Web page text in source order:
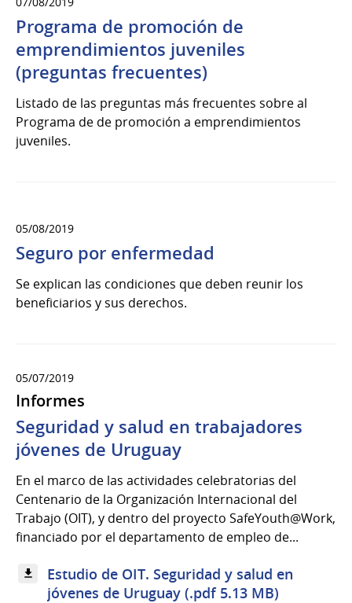
Programa de promoción de
emprendimientos juveniles
(preguntas frecuentes)
Listado de las preguntas más frecuentes sobre al
Programa de de promoción a emprendimientos
juveniles.
05/08/2019
Seguro por enfermedad
Se explican las condiciones que deben reunir los
beneficiarios y sus derechos.
05/07/2019
Informes
Seguridad y salud en trabajadores
jóvenes de Uruguay
En el marco de las actividades celebratorias del
Centenario de la Organización Internacional del
Trabajo (OIT), y dentro del proyecto SafeYouth@Work,
financiado por el departamento de empleo de...
Estudio de OIT. Seguridad y salud en
jóvenes de Uruguay (.pdf 5.13 MB)